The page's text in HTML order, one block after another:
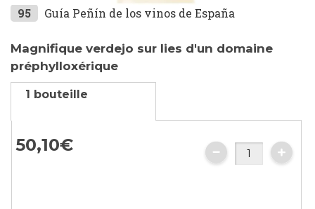
Skip
the
beginning
of
the
95 Guía Peñín de los vinos de España
Magnifique verdejo sur lies d'un domaine
préphylloxérique
1 bouteille
50,10€